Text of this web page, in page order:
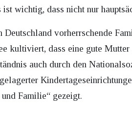
ist wichtig, dass nicht nur
Deutschland vorherrschende
kultiviert, dass eine gute
auch durch den
Familie“ gezeigt.